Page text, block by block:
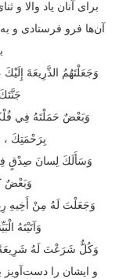
برای آنان یاد والا
آن‌ها فرو فرستادی و
وَجَعَلْتَهُمُ الذَّرِيعَةَ
وَبَعْضٌ حَمَلْتَهُ فِي
بِرَحْمَتِكَ ،
وَسَأَلَكَ لِسانَ صِدْقٍ فِي
وَبَعْضٌ
وَجَعَلْتَ لَهُ مِنْ أَخِيهِ
وَآتَيْتَهُ
وَكُلٌّ شَرَعْتَ لَهُ شَرِيعَةً
و ایشان را